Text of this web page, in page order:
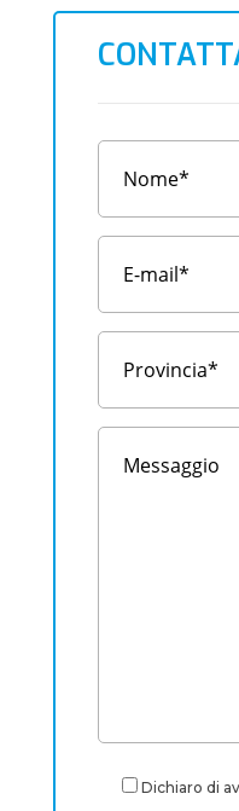
Dichiaro di